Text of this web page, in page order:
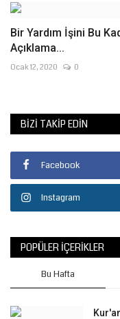
Bir Yardım İşini Bu
Açıklama...
Ocak 12, 2020 0
BIZI TAKIP EDIN
Facebook
Instagram
POPÜLER İÇERIKLER
Bu Hafta